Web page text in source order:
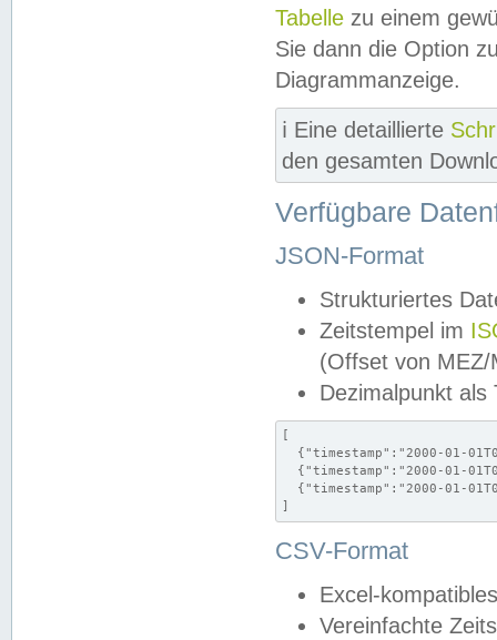
Tabelle zu einem
Sie dann die Option
Diagrammanzeige.
ℹ️ Eine detaillierte
den gesamten
Verfügbare
JSON-Format
Strukturiertes
Zeitstempel im
(Offset von MEZ/
Dezimalpunkt als
[
{"timestamp":"2000-01-
{"timestamp":"2000-01-
{"timestamp":"2000-01-
]
CSV-Format
Excel-
Vereinfachte